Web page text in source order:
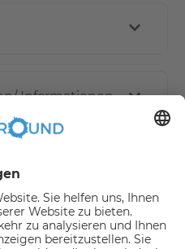
Informationen
buchen?